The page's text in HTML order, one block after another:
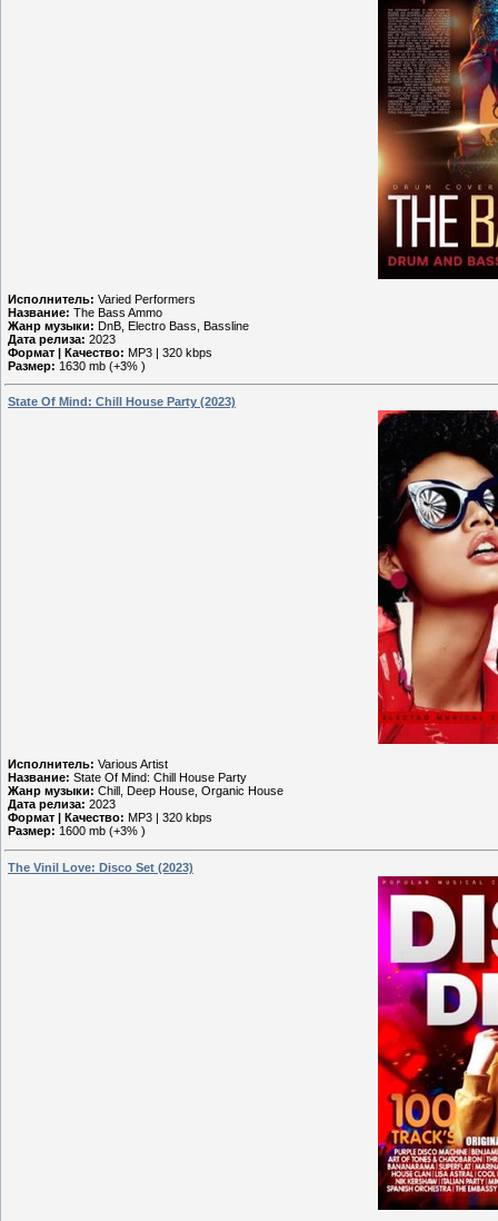
Исполнитель: Varied Performers
Название: The Bass Ammo
Жанр музыки: DnB, Electro Bass, Bassline
Дата релиза: 2023
Формат | Качество: MP3 | 320 kbps
Размер: 1630 mb (+3% )
State Of Mind: Chill House Party (2023)
Исполнитель: Various Artist
Название: State Of Mind: Chill House Party
Жанр музыки: Chill, Deep House, Organic House
Дата релиза: 2023
Формат | Качество: MP3 | 320 kbps
Размер: 1600 mb (+3% )
The Vinil Love: Disco Set (2023)